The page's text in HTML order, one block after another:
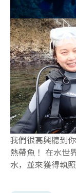
我們很高興聽到
熱帶魚！ 在水世
水，並來獲得執